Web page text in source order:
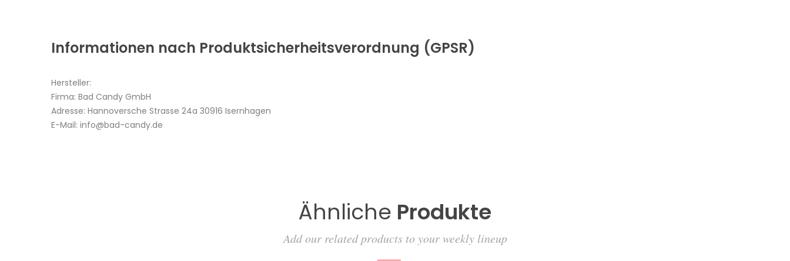
Informationen nach Produktsicherheitsverordnung (GPSR)
Hersteller:
Firma: Bad Candy GmbH
Adresse: Hannoversche Strasse 24a 30916 Isernhagen
E-Mail: info@bad-candy.de
Ähnliche Produkte
Add our related products to your weekly lineup